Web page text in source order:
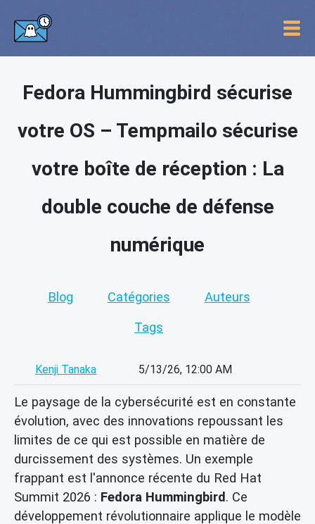
Fedora Hummingbird sécurise
votre OS – Tempmailo sécurise
votre boîte de réception : La
double couche de défense
numérique
Blog Catégories Auteurs
Tags
Kenji Tanaka 5/13/26, 12:00 AM
Le paysage de la cybersécurité est en constante
évolution, avec des innovations repoussant les
limites de ce qui est possible en matière de
durcissement des systèmes. Un exemple
frappant est l'annonce récente du Red Hat
Summit 2026 : Fedora Hummingbird. Ce
développement révolutionnaire applique le modèle